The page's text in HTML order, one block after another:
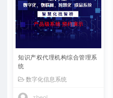
知识产权代理机构综合管理系
统
数字化信息系统